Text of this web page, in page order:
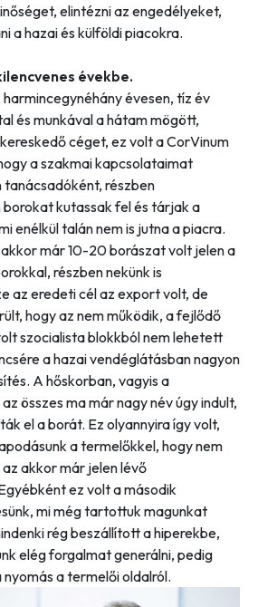
elintézni az engedélyeket,
a hazai és külföldi piacokra.
évekbe.
évesen, tíz év
és munkával a hátam mögött,
céget, ez volt a CorVinum
a szakmai kapcsolataimat
részben
kutassak fel és tárjak a
enélkül talán nem is jutna a piacra.
már 10-20 borászat volt jelen a
részben nekünk is
az eredeti cél az export volt, de
hogy az nem működik, a fejlődő
szocialista blokkból nem lehetett
a hazai vendéglátásban nagyon
A hőskorban, vagyis a
összes ma már nagy név úgy indult,
el a borát. Ez olyannyira így volt,
a termelőkkel, hogy nem
akkor már jelen lévő
ez volt a második
mi még tartottuk magunkat
rég beszállított a hiperekbe,
elég forgalmat generálni, pedig
a termelői oldalról.